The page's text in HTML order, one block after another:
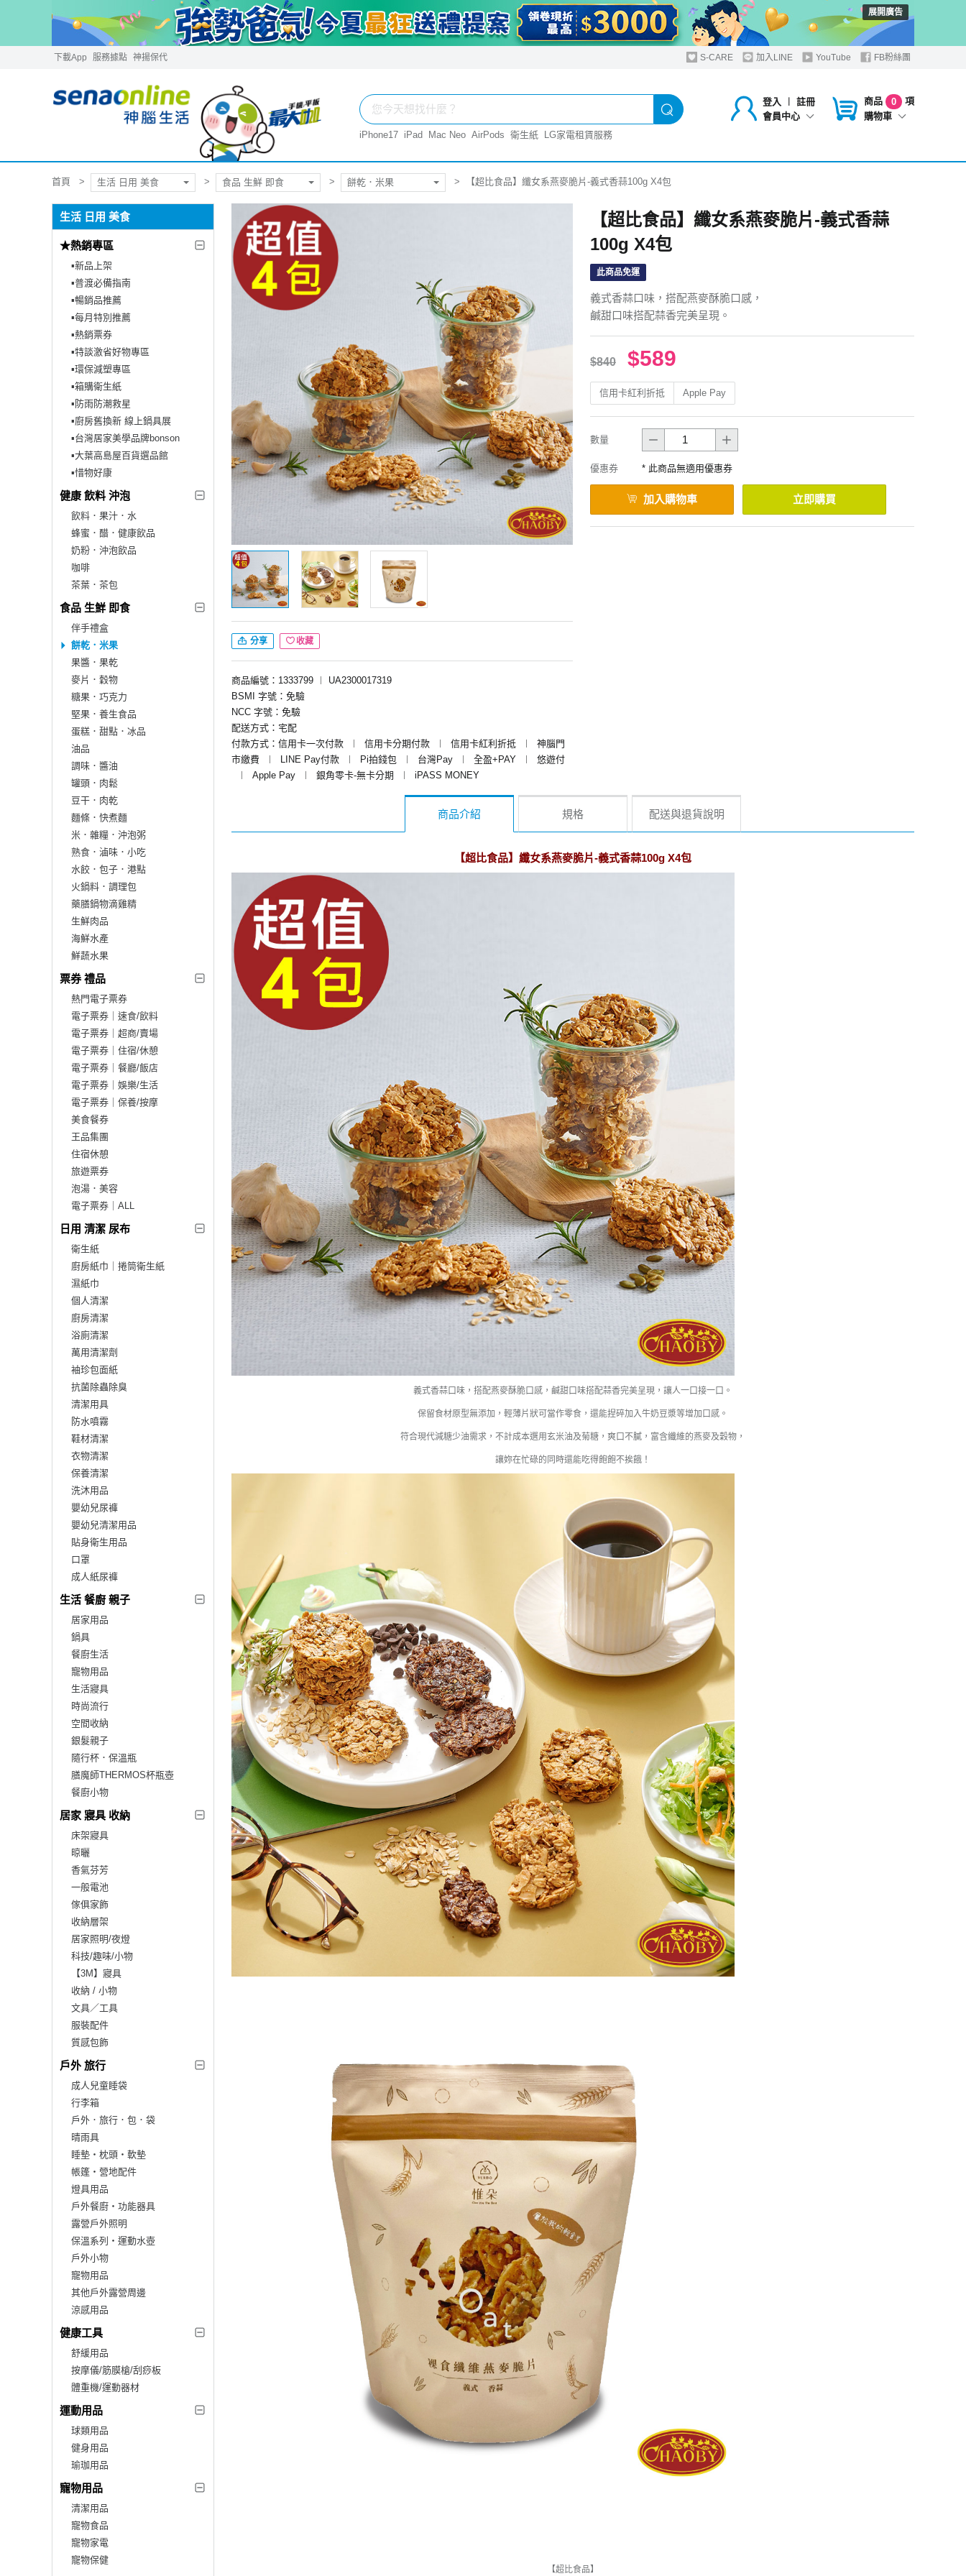
展開廣告
下載App 服務據點 神揚保代 S-CARE 加入LINE YouTube FB粉絲團
登入 ︱
註冊
會員中心
商品 0
項
購物車
iPhone17 iPad Mac Neo AirPods 衛生紙 LG家電租賃服務
首頁 生活 日用 美食 食品 生鮮 即食 餅乾．米果 【超比食品】纖女系燕麥脆片-義式香蒜100g X4包
生活 日用 美食
★熱銷專區
▪︎新品上架
▪︎普渡必備指南
▪︎暢銷品推薦
▪︎每月特別推薦
▪︎熱銷票券
▪︎特談激省好物專區
▪︎環保減塑專區
▪︎箱購衛生紙
▪︎防雨防潮救星
▪︎廚房舊換新 線上鍋具展
▪︎台灣居家美學品牌bonson
▪︎大葉高島屋百貨選品館
▪︎惜物好康
健康 飲料 沖泡
飲料．果汁．水
蜂蜜．醋．健康飲品
奶粉．沖泡飲品
咖啡
茶葉．茶包
食品 生鮮 即食
伴手禮盒
餅乾．米果
果醬．果乾
麥片．穀物
糖果．巧克力
堅果．養生食品
蛋糕．甜點．冰品
油品
調味．醬油
罐頭．肉鬆
豆干．肉乾
麵條．快煮麵
米．雜糧．沖泡粥
熟食．滷味．小吃
水餃．包子．港點
火鍋料．調理包
藥膳鍋物滴雞精
生鮮肉品
海鮮水產
鮮蔬水果
票券 禮品
熱門電子票券
電子票券｜速食/飲料
電子票券｜超商/賣場
電子票券｜住宿/休憩
電子票券｜餐廳/飯店
電子票券｜娛樂/生活
電子票券｜保養/按摩
美食餐券
王品集團
住宿休憩
旅遊票券
泡湯．美容
電子票券｜ALL
日用 清潔 尿布
衛生紙
廚房紙巾｜捲筒衛生紙
濕紙巾
個人清潔
廚房清潔
浴廁清潔
萬用清潔劑
袖珍包面紙
抗菌除蟲除臭
清潔用具
防水噴霧
鞋材清潔
衣物清潔
保養清潔
洗沐用品
嬰幼兒尿褲
嬰幼兒清潔用品
貼身衛生用品
口罩
成人紙尿褲
生活 餐廚 親子
居家用品
鍋具
餐廚生活
寵物用品
生活寢具
時尚流行
空間收納
銀髮親子
隨行杯．保溫瓶
膳魔師THERMOS杯瓶壺
餐廚小物
居家 寢具 收納
床架寢具
晾曬
香氣芬芳
一般電池
傢俱家飾
收納層架
居家照明/夜燈
科技/趣味/小物
【3M】寢具
收納 / 小物
文具／工具
服裝配件
質感包飾
戶外 旅行
成人兒童睡袋
行李箱
戶外．旅行．包．袋
晴雨具
睡墊‧枕頭‧軟墊
帳篷‧營地配件
燈具用品
戶外餐廚‧功能器具
露營戶外照明
保溫系列‧運動水壺
戶外小物
寵物用品
其他戶外露營周邊
涼感用品
健康工具
舒緩用品
按摩儀/筋膜槍/刮痧板
體重機/運動器材
運動用品
球類用品
健身用品
瑜珈用品
寵物用品
清潔用品
寵物食品
寵物家電
寵物保健
分享 收藏
商品編號：1333799 ︱
UA2300017319
BSMI 字號：免驗
NCC 字號：免驗
配送方式：宅配
付款方式：信用卡一次付款
︱ 信用卡分期付款 ︱ 信用卡紅利折抵 ︱
神腦門
市繳費
︱ LINE Pay付款 ︱ Pi拍錢包 ︱ 台灣Pay ︱ 全盈+PAY ︱
悠遊付
︱
Apple Pay ︱ 銀角零卡-無卡分期 ︱ iPASS MONEY
【超比食品】纖女系燕麥脆片-義式香蒜
100g X4包
此商品免運
義式香蒜口味，搭配燕麥酥脆口感，
鹹甜口味搭配蒜香完美呈現。
$840 $589
信用卡紅利折抵 Apple Pay
數量
優惠券 * 此商品無適用優惠券
加入購物車 立即購買
商品介紹 規格 配送與退貨說明
【超比食品】纖女系燕麥脆片-義式香蒜100g X4包
義式香蒜口味，搭配燕麥酥脆口感，鹹甜口味搭配蒜香完美呈現，讓人一口接一口。
保留食材原型無添加，輕薄片狀可當作零食，還能捏碎加入牛奶豆漿等增加口感。
符合現代減糖少油需求，不計成本選用玄米油及菊糖，爽口不膩，富含纖維的燕麥及穀物，
讓妳在忙碌的同時還能吃得飽飽不挨餓！
【超比食品】